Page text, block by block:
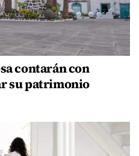
contarán con
su patrimonio